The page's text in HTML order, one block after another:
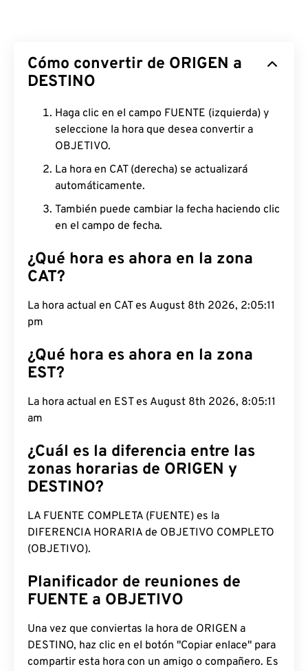
Cómo convertir de ORIGEN a
DESTINO
Haga clic en el campo FUENTE (izquierda) y
seleccione la hora que desea convertir a
OBJETIVO.
La hora en CAT (derecha) se actualizará
automáticamente.
También puede cambiar la fecha haciendo clic
en el campo de fecha.
¿Qué hora es ahora en la zona
CAT?
La hora actual en CAT es August 8th 2026, 2:05:12
pm
¿Qué hora es ahora en la zona
EST?
La hora actual en EST es August 8th 2026, 8:05:12
am
¿Cuál es la diferencia entre las
zonas horarias de ORIGEN y
DESTINO?
LA FUENTE COMPLETA (FUENTE) es la
DIFERENCIA HORARIA de OBJETIVO COMPLETO
(OBJETIVO).
Planificador de reuniones de
FUENTE a OBJETIVO
Una vez que conviertas la hora de ORIGEN a
DESTINO, haz clic en el botón "Copiar enlace" para
compartir esta hora con un amigo o compañero. Es